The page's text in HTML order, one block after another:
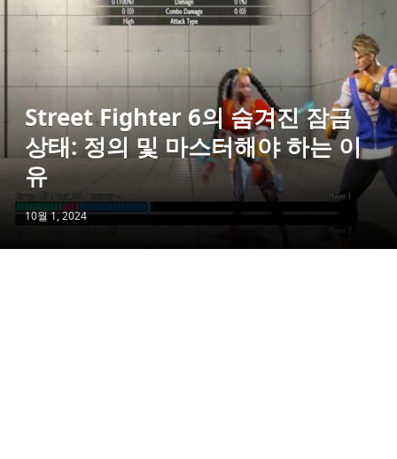
Street Fighter 6의 숨겨진 잠금
상태: 정의 및 마스터해야 하는 이
유
10월 1, 2024